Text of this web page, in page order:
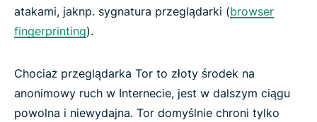
atakami, jaknp. sygnatura przeglądarki (browser
fingerprinting).
Chociaż przeglądarka Tor to złoty środek na
anonimowy ruch w Internecie, jest w dalszym ciągu
powolna i niewydajna. Tor domyślnie chroni tylko